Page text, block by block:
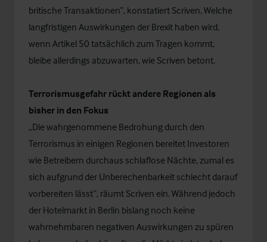
britische Transaktionen“, konstatiert Scriven. Welche
langfristigen Auswirkungen der Brexit haben wird,
wenn Artikel 50 tatsächlich zum Tragen kommt,
bleibe allerdings abzuwarten, wie Scriven betont.
Terrorismusgefahr rückt andere Regionen als
bisher in den Fokus
„Die wahrgenommene Bedrohung durch den
Terrorismus in einigen Regionen bereitet Investoren
wie Betreibern durchaus schlaflose Nächte, zumal es
sich aufgrund der Unberechenbarkeit schlecht darauf
vorbereiten lässt“, räumt Scriven ein. Während jedoch
der Hotelmarkt in Berlin bislang noch keine
wahrnehmbaren negativen Auswirkungen zu spüren